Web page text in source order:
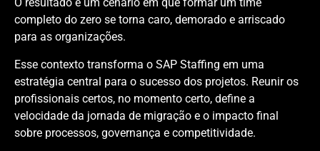
O resultado é um cenário em que formar um time
completo do zero se torna caro, demorado e arriscado
para as organizações.
Esse contexto transforma o SAP Staffing em uma
estratégia central para o sucesso dos projetos. Reunir os
profissionais certos, no momento certo, define a
velocidade da jornada de migração e o impacto final
sobre processos, governança e competitividade.